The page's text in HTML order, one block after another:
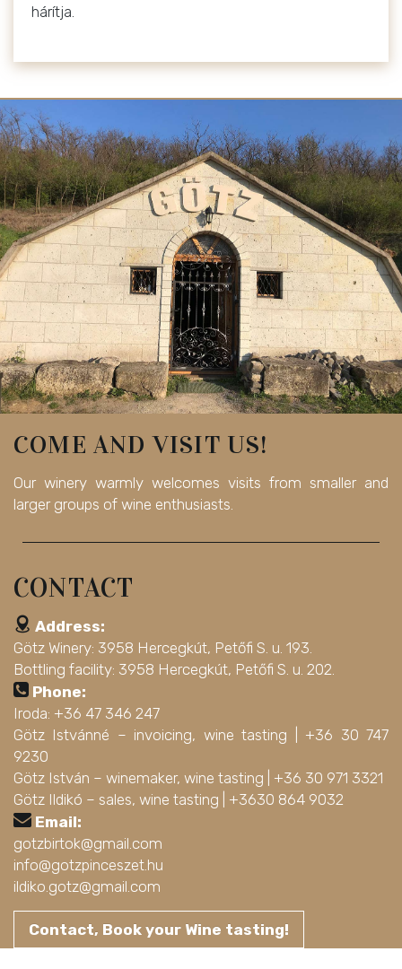
hárítja.
COME AND VISIT US!
Our winery warmly welcomes visits from smaller and
larger groups of wine enthusiasts.
CONTACT
Address:
Götz Winery: 3958 Hercegkút, Petőfi S. u. 193.
Bottling facility: 3958 Hercegkút, Petőfi S. u. 202.
Phone:
Iroda: +36 47 346 247
Götz Istvánné – invoicing, wine tasting | +36 30 747
9230
Götz István – winemaker, wine tasting | +36 30 971 3321
Götz Ildikó – sales, wine tasting | +3630 864 9032
Email:
gotzbirtok@gmail.com
info@gotzpinceszet.hu
ildiko.gotz@gmail.com
Contact, Book your Wine tasting!